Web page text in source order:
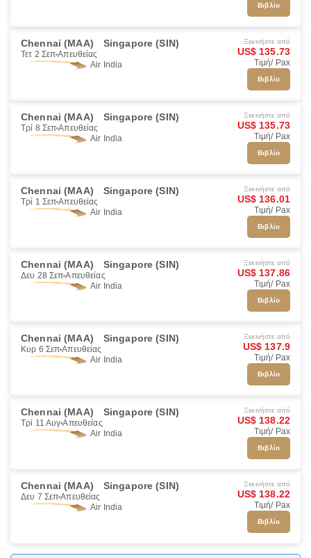
Βιβλίο
Chennai (MAA) Singapore (SIN)
Τετ 2 Σεπ Απευθείας
Air India
Ξεκινήστε από
US$ 135.73
Τιμή/ Pax
Βιβλίο
Chennai (MAA) Singapore (SIN)
Τρί 8 Σεπ Απευθείας
Air India
Ξεκινήστε από
US$ 135.73
Τιμή/ Pax
Βιβλίο
Chennai (MAA) Singapore (SIN)
Τρί 1 Σεπ Απευθείας
Air India
Ξεκινήστε από
US$ 136.01
Τιμή/ Pax
Βιβλίο
Chennai (MAA) Singapore (SIN)
Δευ 28 Σεπ Απευθείας
Air India
Ξεκινήστε από
US$ 137.86
Τιμή/ Pax
Βιβλίο
Chennai (MAA) Singapore (SIN)
Κυρ 6 Σεπ Απευθείας
Air India
Ξεκινήστε από
US$ 137.9
Τιμή/ Pax
Βιβλίο
Chennai (MAA) Singapore (SIN)
Τρί 11 Αυγ Απευθείας
Air India
Ξεκινήστε από
US$ 138.22
Τιμή/ Pax
Βιβλίο
Chennai (MAA) Singapore (SIN)
Δευ 7 Σεπ Απευθείας
Air India
Ξεκινήστε από
US$ 138.22
Τιμή/ Pax
Βιβλίο